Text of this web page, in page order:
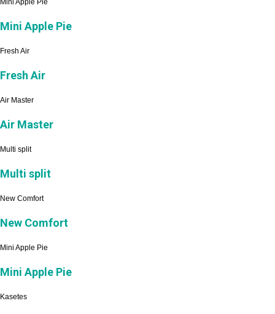
Mini Apple Pie
Mini Apple Pie
Fresh Air
Fresh Air
Air Master
Air Master
Multi split
Multi split
New Comfort
New Comfort
Mini Apple Pie
Mini Apple Pie
Kasetes